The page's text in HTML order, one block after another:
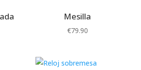
Mesilla
€79.90